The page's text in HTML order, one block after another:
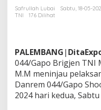
d
l
a
k
s
a
n
Safrullah Lubai
Sabtu, 18-05-
TNI
176 Dilihat
PALEMBANG|
044/Gapo Brigjen TNI
M.M meninjau
Danrem 044/Gapo
2024 hari kedua,